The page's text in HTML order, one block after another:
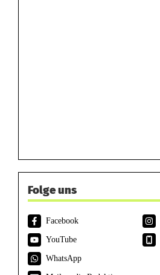
Folge uns
Facebook
YouTube
WhatsApp